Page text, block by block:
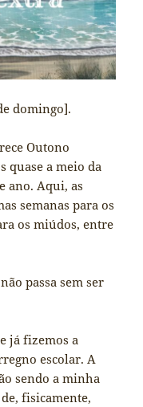
domingo].
Outono
quase a meio da
ano. Aqui, as
semanas para os
os miúdos, entre
passa sem ser
já fizemos a
escolar. A
sendo a minha
fisicamente,